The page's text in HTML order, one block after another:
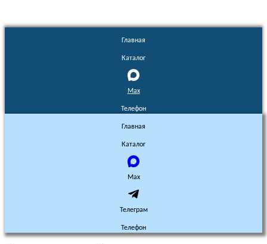
Главная
Каталог
Max
Телефон
Главная
Каталог
Max
Телеграм
Телефон